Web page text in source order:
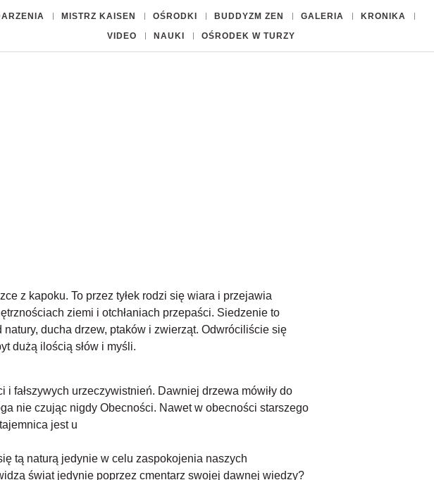
MISTRZ KAISEN OŚRODKI BUDDYZM ZEN GALERIA
KRONIKA
VIDEO
NAUKI OŚRODEK W TURZY
z kapoku. To przez tyłek rodzi się wiara i przejawia
ziemi i otchłaniach przepaści. Siedzenie to
ducha drzew, ptaków i zwierząt. Odwróciliście się
dużą ilością słów i myśli.
fałszywych urzeczywistnień. Dawniej drzewa mówiły do
nie czując nigdy Obecności. Nawet w obecności starszego
jest u
tą naturą jedynie w celu zaspokojenia naszych
świat jedynie poprzez cmentarz swojej dawnej wiedzy?